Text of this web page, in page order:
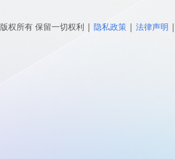
版权所有 保留一切权利 | 隐私政策 | 法律声明 |